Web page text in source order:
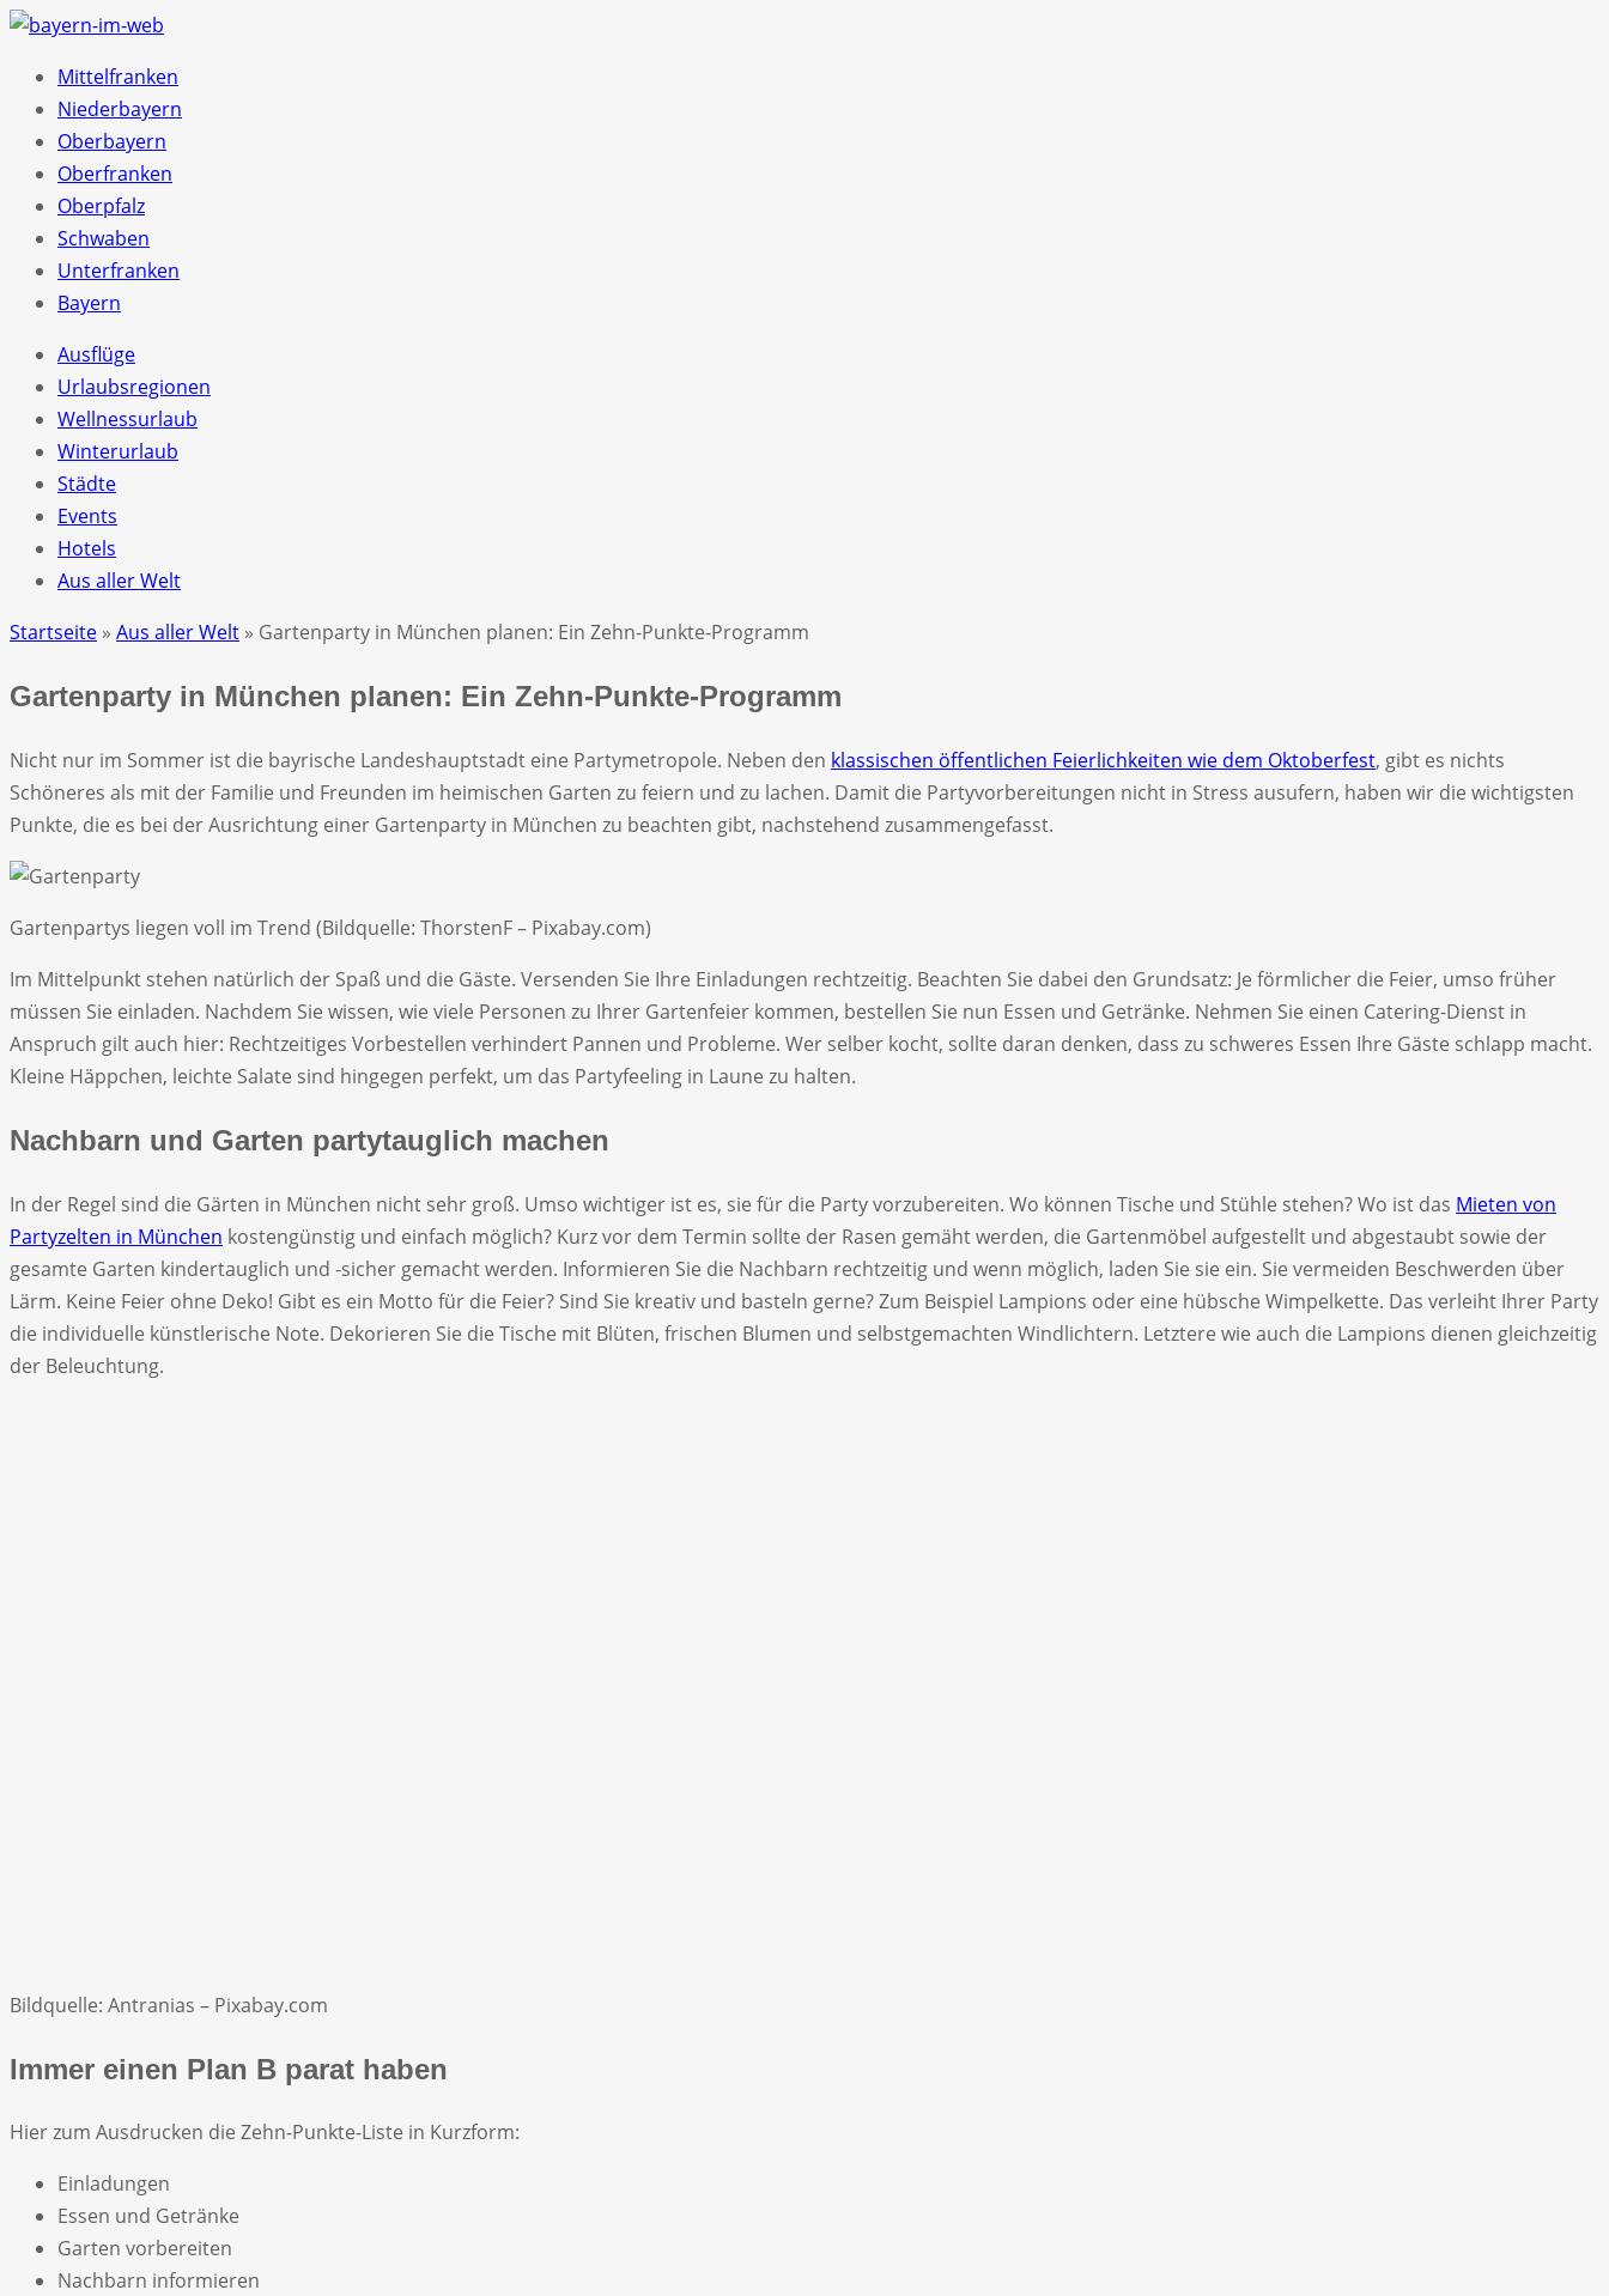
Mittelfranken
Niederbayern
Oberbayern
Oberfranken
Oberpfalz
Schwaben
Unterfranken
Bayern
Ausflüge
Urlaubsregionen
Wellnessurlaub
Winterurlaub
Städte
Events
Hotels
Aus aller Welt
Startseite » Aus aller Welt » Gartenparty in München planen: Ein Zehn-Punkte-Programm
Gartenparty in München planen: Ein Zehn-Punkte-Programm
Nicht nur im Sommer ist die bayrische Landeshauptstadt eine Partymetropole. Neben den klassischen öffentlichen Feierlichkeiten wie dem Oktoberfest, gibt es nichts
Schöneres als mit der Familie und Freunden im heimischen Garten zu feiern und zu lachen. Damit die Partyvorbereitungen nicht in Stress ausufern, haben wir die wichtigsten
Punkte, die es bei der Ausrichtung einer Gartenparty in München zu beachten gibt, nachstehend zusammengefasst.
Gartenpartys liegen voll im Trend (Bildquelle: ThorstenF – Pixabay.com)
Im Mittelpunkt stehen natürlich der Spaß und die Gäste. Versenden Sie Ihre Einladungen rechtzeitig. Beachten Sie dabei den Grundsatz: Je förmlicher die Feier, umso früher
müssen Sie einladen. Nachdem Sie wissen, wie viele Personen zu Ihrer Gartenfeier kommen, bestellen Sie nun Essen und Getränke. Nehmen Sie einen Catering-Dienst in
Anspruch gilt auch hier: Rechtzeitiges Vorbestellen verhindert Pannen und Probleme. Wer selber kocht, sollte daran denken, dass zu schweres Essen Ihre Gäste schlapp macht.
Kleine Häppchen, leichte Salate sind hingegen perfekt, um das Partyfeeling in Laune zu halten.
Nachbarn und Garten partytauglich machen
In der Regel sind die Gärten in München nicht sehr groß. Umso wichtiger ist es, sie für die Party vorzubereiten. Wo können Tische und Stühle stehen? Wo ist das Mieten von
Partyzelten in München kostengünstig und einfach möglich? Kurz vor dem Termin sollte der Rasen gemäht werden, die Gartenmöbel aufgestellt und abgestaubt sowie der
gesamte Garten kindertauglich und -sicher gemacht werden. Informieren Sie die Nachbarn rechtzeitig und wenn möglich, laden Sie sie ein. Sie vermeiden Beschwerden über
Lärm. Keine Feier ohne Deko! Gibt es ein Motto für die Feier? Sind Sie kreativ und basteln gerne? Zum Beispiel Lampions oder eine hübsche Wimpelkette. Das verleiht Ihrer Party
die individuelle künstlerische Note. Dekorieren Sie die Tische mit Blüten, frischen Blumen und selbstgemachten Windlichtern. Letztere wie auch die Lampions dienen gleichzeitig
der Beleuchtung.
Bildquelle: Antranias – Pixabay.com
Immer einen Plan B parat haben
Hier zum Ausdrucken die Zehn-Punkte-Liste in Kurzform:
Einladungen
Essen und Getränke
Garten vorbereiten
Nachbarn informieren